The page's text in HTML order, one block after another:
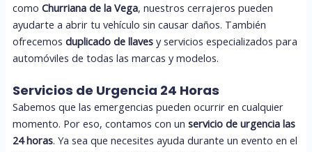
como Churriana de la Vega, nuestros cerrajeros pueden
ayudarte a abrir tu vehículo sin causar daños. También
ofrecemos duplicado de llavesy servicios especializados para
automóviles de todas las marcas y modelos.
Servicios de Urgencia 24 Horas
Sabemos que las emergencias pueden ocurrir en cualquier
momento. Por eso, contamos con un servicio de urgencia las
24 horas. Ya sea que necesites ayuda durante un evento en el